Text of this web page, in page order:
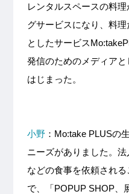
レンタルスペースの料
グサービスになり、料
としたサービス
発信のためのメディア
はじまった。
小野：Mo:take PLUSの
ニーズがありました。
などの食事を依頼され
で、「POPUP SHOP、